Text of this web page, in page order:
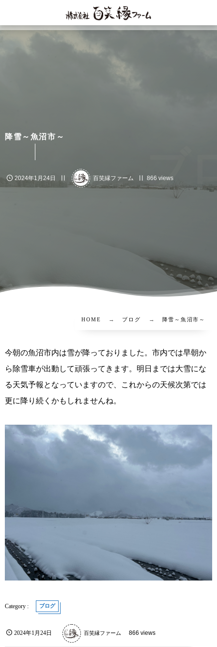
降雪～魚沼市～
2024年1月24日 百笑縁ファーム 866 views
ブ
HOME ブログ 降雪～魚沼市～
今朝の魚沼市内は雪が降っておりました。市内では早朝か
ら除雪車が出動して頑張ってきます。明日までは大雪にな
る天気予報となっていますので、これからの天候次第では
更に降り続くかもしれませんね。
ブログ
2024年1月24日 百笑縁ファーム 866 views